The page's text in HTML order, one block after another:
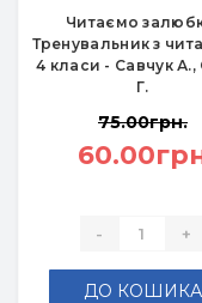
Читаємо
Тренувальник з
4 класи - Савчук А.,
Г.
75.00грн.
- +
ДО КОШИКА